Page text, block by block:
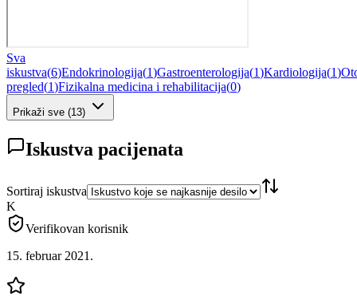
Sva
iskustva(6)Endokrinologija(1)Gastroenterologija(1)Kardiologija(1)
pregled(1)Fizikalna medicina i rehabilitacija(0)
Prikaži sve (13)
Iskustva pacijenata
Sortiraj iskustva
K
Verifikovan korisnik
15. februar 2021.